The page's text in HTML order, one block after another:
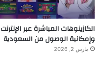
الكازينوهات المباشرة عبر الإنترنت
وإمكانية الوصول من السعودية
مارس 2, 2026